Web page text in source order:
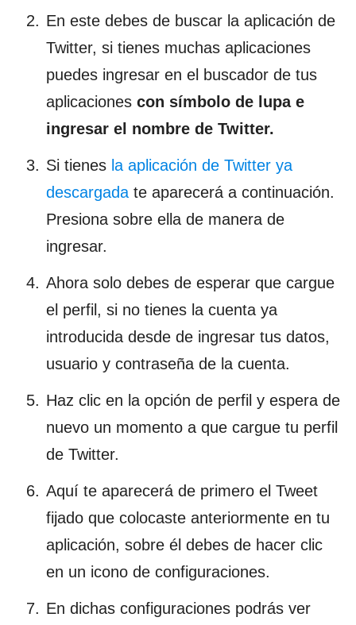
En este debes de buscar la aplicación de
Twitter, si tienes muchas aplicaciones
puedes ingresar en el buscador de tus
aplicaciones con símbolo de lupa e
ingresar el nombre de Twitter.
Si tienes la aplicación de Twitter ya
descargada te aparecerá a continuación.
Presiona sobre ella de manera de
ingresar.
Ahora solo debes de esperar que cargue
el perfil, si no tienes la cuenta ya
introducida desde de ingresar tus datos,
usuario y contraseña de la cuenta.
Haz clic en la opción de perfil y espera de
nuevo un momento a que cargue tu perfil
de Twitter.
Aquí te aparecerá de primero el Tweet
fijado que colocaste anteriormente en tu
aplicación, sobre él debes de hacer clic
en un icono de configuraciones.
En dichas configuraciones podrás ver